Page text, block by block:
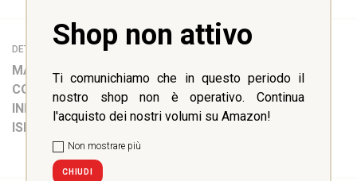
Shop non attivo
Ti comunichiamo che in questo periodo il
nostro shop non è operativo. Continua
l'acquisto dei nostri volumi su Amazon!
Non mostrare più
CHIUDI
DETTAGLI
MATERIA:
Inglese
COLLANA:
LIBERTY Step-up
INFO:
112 pp
ISBN: